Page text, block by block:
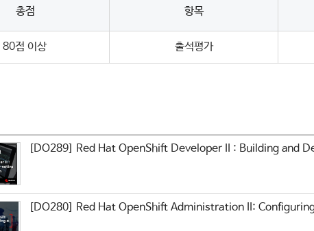
총점 항목
80점 이상 출석평가
[DO289] Red Hat OpenShift Developer II : Building and
[DO280] Red Hat OpenShift Administration II: